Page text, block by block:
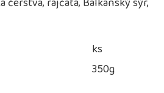
ks
350g